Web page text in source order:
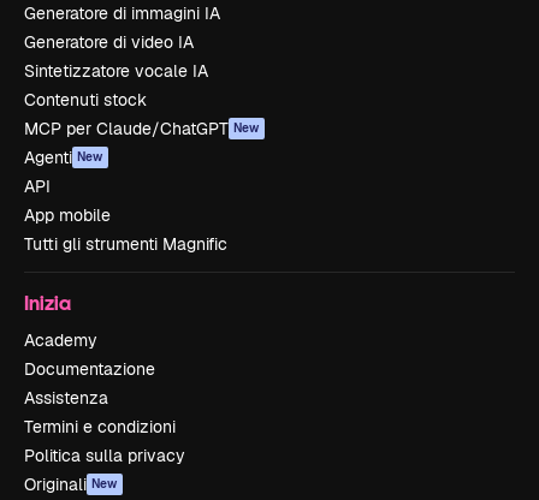
Generatore di immagini IA
Generatore di video IA
Sintetizzatore vocale IA
Contenuti stock
MCP per Claude/ChatGPT New
Agenti New
API
App mobile
Tutti gli strumenti Magnific
Inizia
Academy
Documentazione
Assistenza
Termini e condizioni
Politica sulla privacy
Originali New